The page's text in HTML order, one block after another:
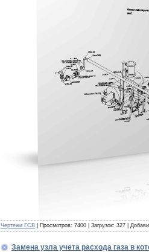
Чертежи ГСВ | Просмотров: 7400 | Загрузок: 327 |
Замена узла учета расхода газа в